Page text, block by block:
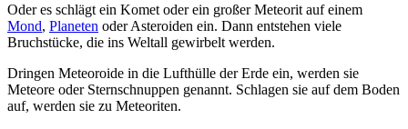
Oder es schlägt ein Komet oder ein großer Meteorit auf einem
Mond, Planeten oder Asteroiden ein. Dann entstehen viele
Bruchstücke, die ins Weltall gewirbelt werden.
Dringen Meteoroide in die Lufthülle der Erde ein, werden sie
Meteore oder Sternschnuppen genannt. Schlagen sie auf dem Boden
auf, werden sie zu Meteoriten.